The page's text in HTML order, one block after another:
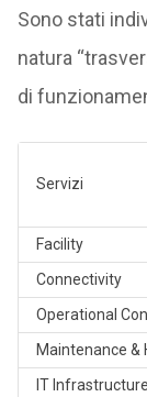
Sono stati
natura
di
Servizi
Facility
Connectivity
Operational
Maintenance &
IT Infrastructure